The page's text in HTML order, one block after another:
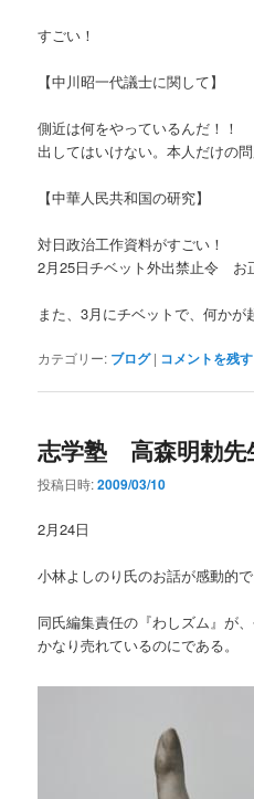
すごい！
【中川昭一代議士に関して】
側近は何をやっているんだ！！
出してはいけない。本人だけの
【中華人民共和国の研究】
対日政治工作資料がすごい！
2月25日チベット外出禁止令 お
また、3月にチベットで、何かが
カテゴリー: ブログ | コメントを残す
志学塾 高森明勅先
投稿日時:2009/03/10
2月24日
小林よしのり氏のお話が感動的で
同氏編集責任の『わしズム』が
かなり売れているのにである。